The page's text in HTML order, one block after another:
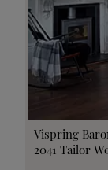
Vispring
2041 Tailor